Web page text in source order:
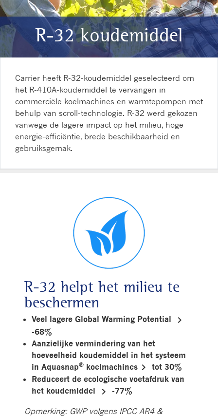
R-32 koudemiddel
Carrier heeft R-32-koudemiddel geselecteerd om
het R-410A-koudemiddel te vervangen in
commerciële koelmachines en warmtepompen met
behulp van scroll-technologie. R-32 werd gekozen
vanwege de lagere impact op het milieu, hoge
energie-efficiëntie, brede beschikbaarheid en
gebruiksgemak.
R-32 helpt het milieu te
beschermen
Veel lagere Global Warming Potential keyboard_arrow_right
-68%
Aanzielijke vermindering van het
hoeveelheid koudemiddel in het systeem
in Aquasnap® koelmachines keyboard_arrow_right
tot 30%
Reduceert de ecologische voetafdruk van
het koudemiddel
keyboard_arrow_right -77%
Opmerking: GWP volgens IPCC AR4 &